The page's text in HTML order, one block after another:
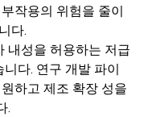
작용의 위험을 줄이
다.
내성을 허용하는 저급
다. 연구 개발 파이
하고 제조 확장 성을
.